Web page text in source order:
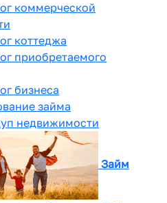
коммерческой
коттеджа
приобретаемого
бизнеса
займа
недвижимости
Займ